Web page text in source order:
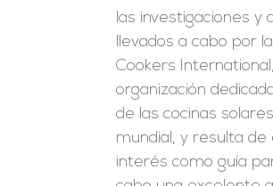
las investigaciones y
llevados a cabo por
Cookers
organización
de las cocinas
mundial, y resulta de
interés como guía